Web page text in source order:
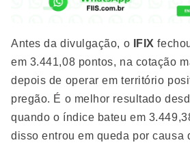
Antes da divulgação, o IFIX
em 3.441,08 pontos, na cotação
depois de operar em território
pregão. É o melhor resultado
quando o índice bateu em
disso entrou em queda por causa